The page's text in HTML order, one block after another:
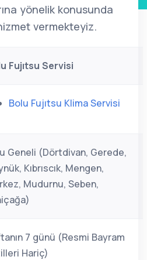
yönelik konusunda
vermekteyiz.
Fujıtsu Servisi
Bolu Fujıtsu Klima Servisi
Geneli (Dörtdivan, Gerede,
Kıbrıscık, Mengen,
Mudurnu, Seben,
7 günü (Resmi Bayram
Hariç)